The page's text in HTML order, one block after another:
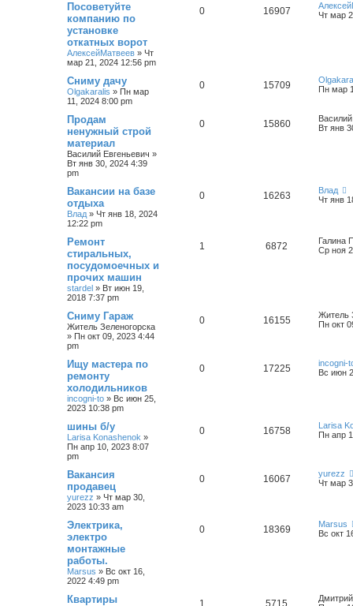
Посоветуйте
компанию по
установке
откатных ворот
АлексейМатвеев » Чт
мар 21, 2024 12:56 pm
0 16907
Чт мар
Сниму дачу
Olgakaralis » Пн мар
11, 2024 8:00 pm
0 15709
Пн мар
Продам
ненужный строй
материал
Василий Евгеньевич »
Вт янв 30, 2024 4:39
pm
0 15860
Вт янв
Вакансии на базе
отдыха
Влад » Чт янв 18, 2024
12:22 pm
0 16263
Влад
Чт янв
Ремонт
стиральных,
посудомоечных и
прочих машин
stardel » Вт июн 19,
2018 7:37 pm
1 6872
Галина
Ср ноя
Сниму Гараж
Житель Зеленогорска
» Пн окт 09, 2023 4:44
pm
0 16155
Житель
Пн окт
Ищу мастера по
ремонту
холодильников
incogni-to » Вс июн 25,
2023 10:38 pm
0 17225
incogni-
Вс июн
шины б/у
Larisa Konashenok »
Пн апр 10, 2023 8:07
pm
0 16758
Larisa
Пн апр
Вакансия
продавец
yurezz » Чт мар 30,
2023 10:33 am
0 16067
yurezz
Чт мар
Электрика,
электро
монтажные
работы.
Marsus » Вс окт 16,
2022 4:49 pm
0 18369
Marsus
Вс окт
Квартиры 1 5715